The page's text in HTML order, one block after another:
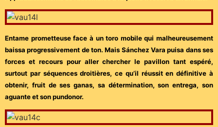
Entame prometteuse face à un toro mobile qui malheureusement
baissa progressivement de ton. Mais Sánchez Vara puisa dans ses
forces et recours pour aller chercher le pavillon tant espéré,
surtout par séquences droitières, ce qu’il réussit en définitive à
obtenir, fruit de ses ganas, sa détermination, son entrega, son
aguante et son pundonor.